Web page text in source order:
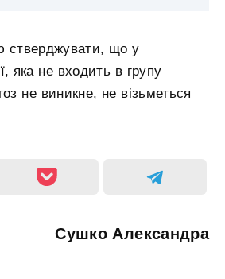
стверджувати, що у
яка не входить в групу
не виникне, не візьметься
Сушко Александра